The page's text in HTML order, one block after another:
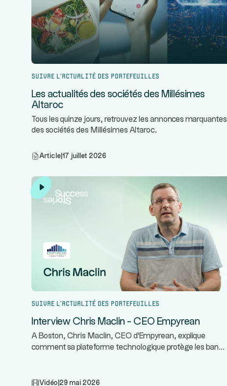
Suivre l’actualité des portefeuilles
Les actualités des sociétés des Millésimes
Altaroc
Tous les quinze jours, retrouvez les annonces marquantes
des sociétés des Millésimes Altaroc.
Article 17 juillet 2026
Suivre l’actualité des portefeuilles
Interview Chris Maclin - CEO Empyrean
A Boston, Chris Maclin, CEO d'Empyrean, explique
comment sa plateforme technologique protège les ban...
Vidéo 29 mai 2026